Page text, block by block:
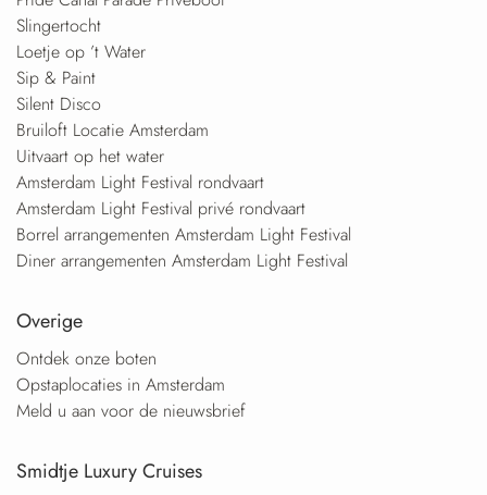
Slingertocht
Loetje op ’t Water
Sip & Paint
Silent Disco
Bruiloft Locatie Amsterdam
Uitvaart op het water
Amsterdam Light Festival rondvaart
Amsterdam Light Festival privé rondvaart
Borrel arrangementen Amsterdam Light Festival
Diner arrangementen Amsterdam Light Festival
Overige
Ontdek onze boten
Opstaplocaties in Amsterdam
Meld u aan voor de nieuwsbrief
Smidtje Luxury Cruises